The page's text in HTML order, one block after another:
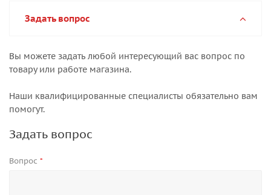
Задать вопрос
Вы можете задать любой интересующий вас вопрос по
товару или работе магазина.
Наши квалифицированные специалисты обязательно вам
помогут.
Задать вопрос
Вопрос *